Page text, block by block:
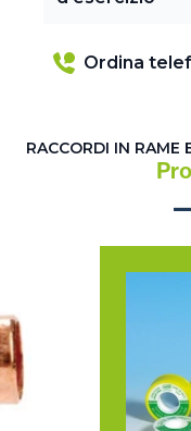
Ordina
RACCORDI IN RAME